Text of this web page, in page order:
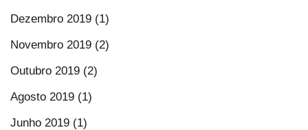
Dezembro 2019 (1)
Novembro 2019 (2)
Outubro 2019 (2)
Agosto 2019 (1)
Junho 2019 (1)